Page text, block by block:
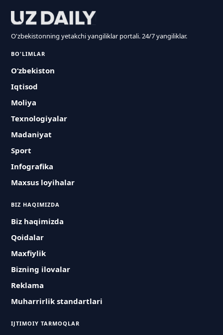
O'zbekistonning yetakchi yangiliklar portali. 24/7 yangiliklar.
BO'LIMLAR
O‘zbekiston
Iqtisod
Moliya
Texnologiyalar
Madaniyat
Sport
Infografika
Maxsus loyihalar
BIZ HAQIMIZDA
Biz haqimizda
Qoidalar
Maxfiylik
Bizning ilovalar
Reklama
Muharrirlik standartlari
IJTIMOIY TARMOQLAR